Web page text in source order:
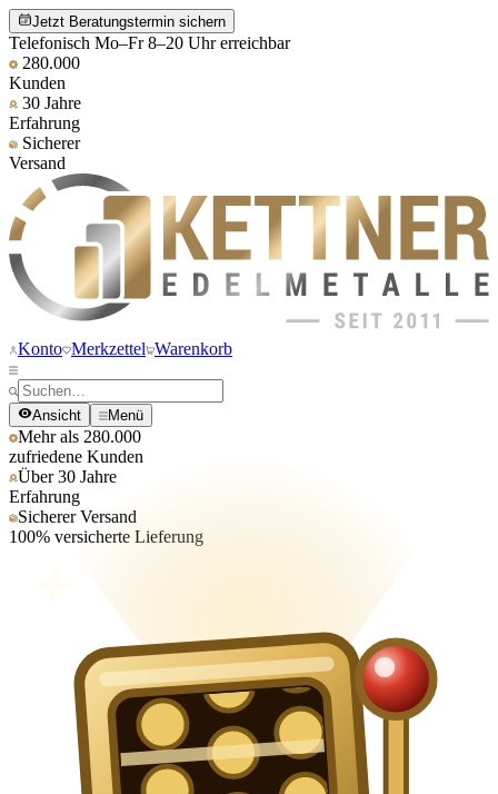
Jetzt Beratungstermin sichern
Telefonisch Mo–Fr 8–20 Uhr erreichbar
280.000
Kunden
30 Jahre
Erfahrung
Sicherer
Versand
Konto Merkzettel Warenkorb
Ansicht Menü
Mehr als 280.000
zufriedene Kunden
Über 30 Jahre
Erfahrung
Sicherer Versand
100% versicherte Lieferung